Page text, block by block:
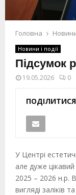
Головна Новини
Новини і події
Підсумок
19.05.2026 0
ПОДІЛИТИСЯ
У Центрі
але дуже
2025 – 2026 н.р.
вигляді заліків